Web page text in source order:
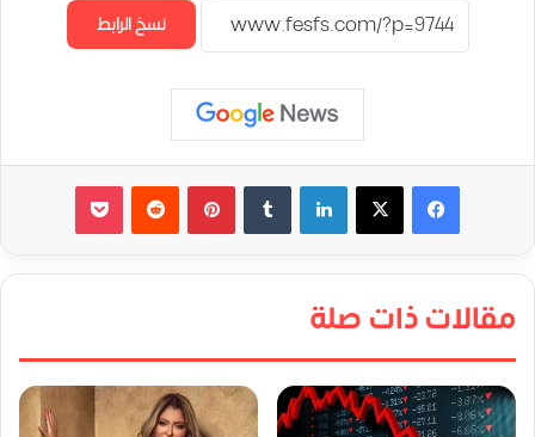
نسخ الرابط
لينكدإن بينتيريست
مقالات ذات صلة